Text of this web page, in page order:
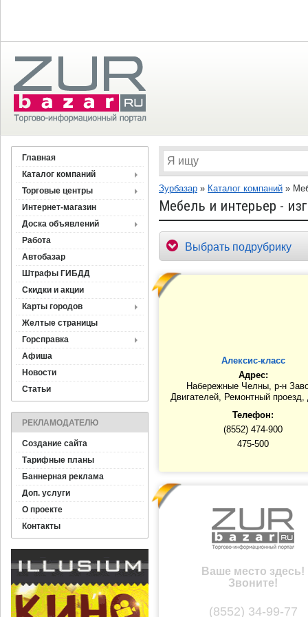
Главная
Каталог компаний
Торговые центры
Интернет-магазин
Доска объявлений
Работа
Автобазар
Штрафы ГИБДД
Скидки и акции
Карты городов
Желтые страницы
Горсправка
Афиша
Новости
Статьи
РЕКЛАМОДАТЕЛЮ
Создание сайта
Тарифные планы
Баннерная реклама
Доп. услуги
О проекте
Контакты
Зурбазар » Каталог компаний »
Мебель и интерьер -
Выбрать подрубрику
Алексис-класс
Адрес:
Набережные Челны, р-н
Двигателей, Ремонтный
Телефон:
(8552) 474-900
475-500
Ваше место здесь!
Звоните!
(8552) 34-99-77